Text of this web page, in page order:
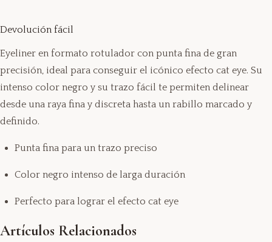
Devolución fácil
Eyeliner en formato rotulador con punta fina de gran
precisión, ideal para conseguir el icónico efecto cat eye. Su
intenso color negro y su trazo fácil te permiten delinear
desde una raya fina y discreta hasta un rabillo marcado y
definido.
Punta fina para un trazo preciso
Color negro intenso de larga duración
Perfecto para lograr el efecto cat eye
Artículos Relacionados